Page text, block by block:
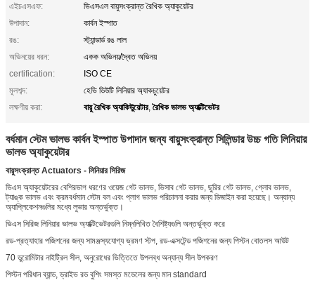
এইচএসএফ:
ভিএসএল বায়ুসংক্রান্ত রৈখিক অ্যাকুয়েটর
উপাদান:
কার্বন ইস্পাত
রঙ:
স্ট্যান্ডার্ড রঙ লাল
অভিনয়ের ধরন:
একক অভিনয়/দ্বৈত অভিনয়
certification:
ISO CE
মূলশব্দ:
হেভি ডিউটি ​​লিনিয়ার অ্যাকচুয়েটর
লক্ষণীয় করা:
বায়ু রৈখিক অ্যাকিউুয়েটার,রৈখিক ভালভ অ্যাক্টিভেটর
বর্ধমান স্টেম ভালভ কার্বন ইস্পাত উপাদান জন্য বায়ুসংক্রান্ত সিলিন্ডার উচ্চ গতি লিনিয়ার
ভালভ অ্যাকুয়েটার
বায়ুসংক্রান্ত Actuators - লিনিয়ার সিরিজ
ভিএস অ্যাকুয়েটরের বেশিরভাগ ধরণের ওয়েজ গেট ভালভ, ভিসাব গেট ভালভ, ছুরির গেট ভালভ, গ্লোব ভালভ,
ট্যাঙ্ক ভালভ এবং ক্রমবর্ধমান স্টেম বল এবং প্লাগ ভালভ পরিচালনা করার জন্য ডিজাইন করা হয়েছে। অন্যান্য
অ্যাপ্লিকেশনগুলির মধ্যে লুভার অন্তর্ভুক্ত।
ভিএস সিরিজ লিনিয়ার ভালভ অ্যাক্টিভেটরগুলি নিম্নলিখিত বৈশিষ্ট্যগুলি অন্তর্ভুক্ত করে
রড-প্রত্যাহার পজিশনের জন্য সামঞ্জস্যযোগ্য ভ্রমণ স্টপ, রড-এক্সটেন্ড পজিশনের জন্য পিস্টন বোতলস আউট
70 ডুরোমিটার নাইট্রিল সীল, অনুরোধের ভিত্তিতে উপলব্ধ অন্যান্য সীল উপকরণ
পিস্টন পরিধান ব্যান্ড, ড্রাইভ রড বুশিং সমস্ত মডেলের জন্য মান standard